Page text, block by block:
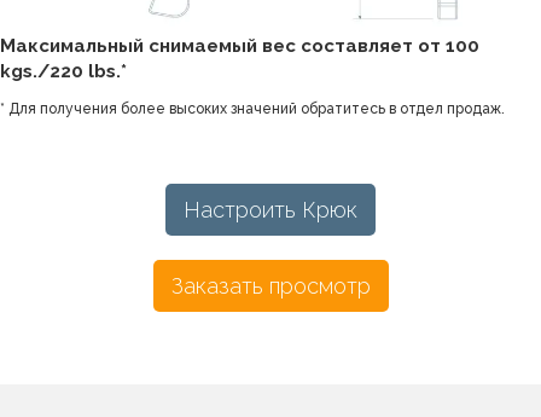
Максимальный снимаемый вес составляет от 100
kgs./220 lbs.*
* Для получения более высоких значений обратитесь в отдел продаж.
Настроить Крюк
Заказать просмотр